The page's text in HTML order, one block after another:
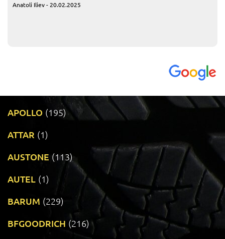
Anatoli Iliev - 20.02.2025
APOLLO (195)
ATTAR (1)
AUSTONE (113)
AUTEL (1)
BARUM (229)
BFGOODRICH (216)